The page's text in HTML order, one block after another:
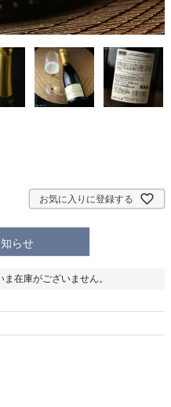
お気に入りに登録する
らせ
在庫がございません。